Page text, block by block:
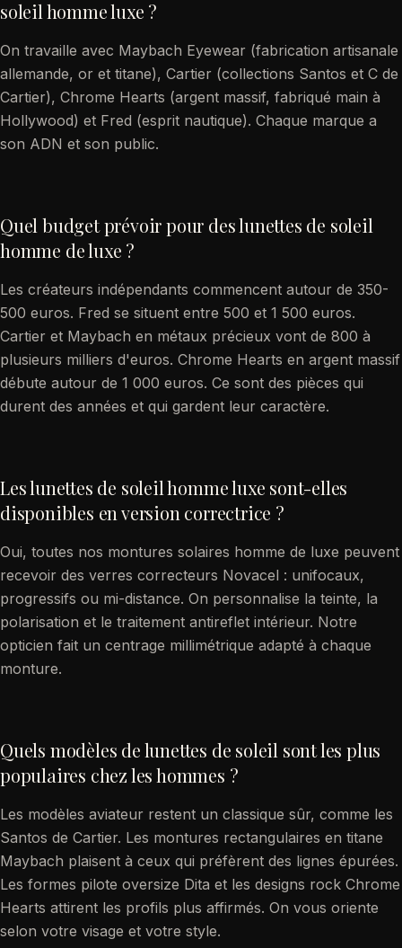
soleil homme luxe ?
On travaille avec Maybach Eyewear (fabrication artisanale
allemande, or et titane), Cartier (collections Santos et C de
Cartier), Chrome Hearts (argent massif, fabriqué main à
Hollywood) et Fred (esprit nautique). Chaque marque a
son ADN et son public.
Quel budget prévoir pour des lunettes de soleil
homme de luxe ?
Les créateurs indépendants commencent autour de 350-
500 euros. Fred se situent entre 500 et 1 500 euros.
Cartier et Maybach en métaux précieux vont de 800 à
plusieurs milliers d'euros. Chrome Hearts en argent massif
débute autour de 1 000 euros. Ce sont des pièces qui
durent des années et qui gardent leur caractère.
Les lunettes de soleil homme luxe sont-elles
disponibles en version correctrice ?
Oui, toutes nos montures solaires homme de luxe peuvent
recevoir des verres correcteurs Novacel : unifocaux,
progressifs ou mi-distance. On personnalise la teinte, la
polarisation et le traitement antireflet intérieur. Notre
opticien fait un centrage millimétrique adapté à chaque
monture.
Quels modèles de lunettes de soleil sont les plus
populaires chez les hommes ?
Les modèles aviateur restent un classique sûr, comme les
Santos de Cartier. Les montures rectangulaires en titane
Maybach plaisent à ceux qui préfèrent des lignes épurées.
Les formes pilote oversize Dita et les designs rock Chrome
Hearts attirent les profils plus affirmés. On vous oriente
selon votre visage et votre style.